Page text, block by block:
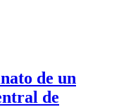
de un
de